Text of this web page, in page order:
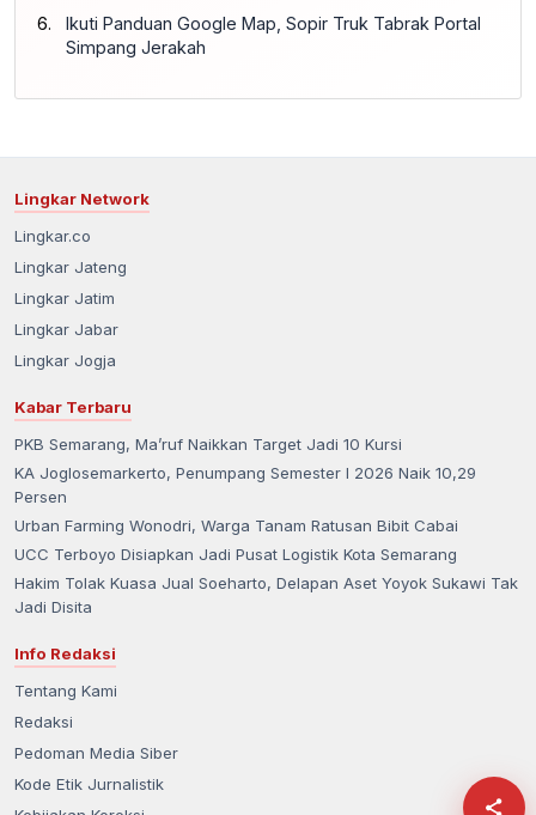
Ikuti Panduan Google Map, Sopir Truk Tabrak Portal
Simpang Jerakah
Lingkar Network
Lingkar.co
Lingkar Jateng
Lingkar Jatim
Lingkar Jabar
Lingkar Jogja
Kabar Terbaru
PKB Semarang, Ma’ruf Naikkan Target Jadi 10 Kursi
KA Joglosemarkerto, Penumpang Semester I 2026 Naik 10,29
Persen
Urban Farming Wonodri, Warga Tanam Ratusan Bibit Cabai
UCC Terboyo Disiapkan Jadi Pusat Logistik Kota Semarang
Hakim Tolak Kuasa Jual Soeharto, Delapan Aset Yoyok Sukawi Tak
Jadi Disita
Info Redaksi
Tentang Kami
Redaksi
Pedoman Media Siber
Kode Etik Jurnalistik